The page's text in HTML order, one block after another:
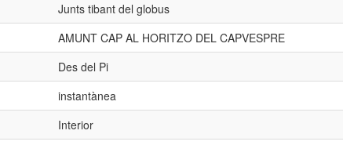
Junts tibant del globus
AMUNT CAP AL HORITZO DEL CAPVESPRE
Des del Pi
instantànea
Interior